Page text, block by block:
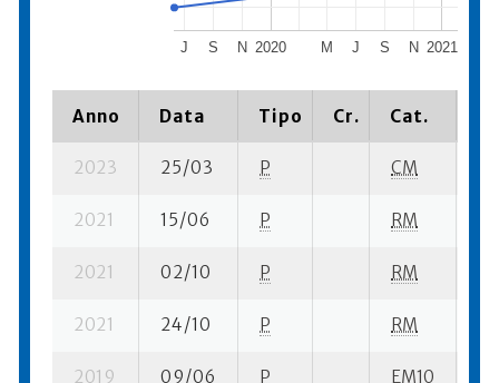
2020 2021
J S N M J S N
Anno Data Tipo Cr. Cat.
2023 25/03 P CM
2021 15/06 P RM
2021 02/10 P RM
2021 24/10 P RM
2019 09/06 P EM10